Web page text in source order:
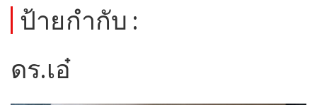
ป้ายกำกับ :
ดร.เอ๋